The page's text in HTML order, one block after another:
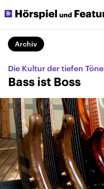
Archiv
Die Kultur der tiefen Töne
Bass ist Boss